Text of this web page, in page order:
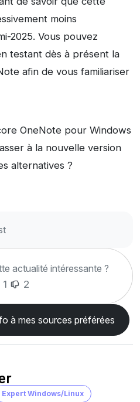
moins
2025. Vous pouvez
testant dès à présent la
afin de vous familiariser
OneNote pour Windows
à la nouvelle version
alternatives ?
actualité intéressante ?
1
2
à mes sources préférées
Expert Windows/Linux